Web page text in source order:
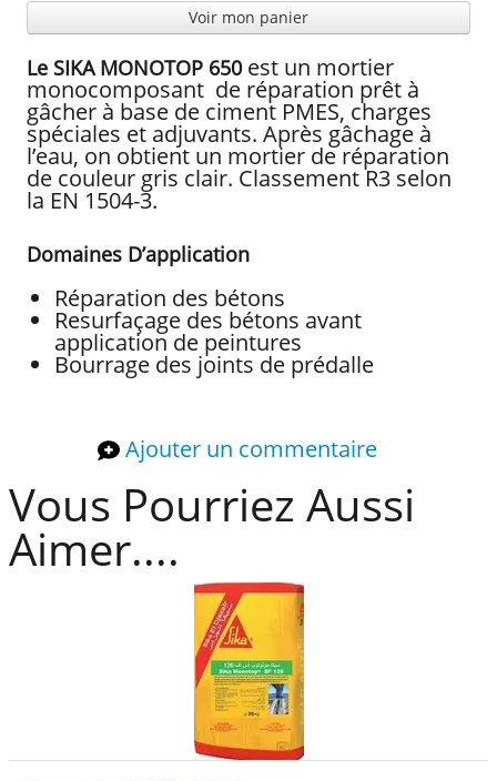
Voir mon panier
Le SIKA MONOTOP 650est un mortier
monocomposant de réparation prêt à
gâcher à base de ciment PMES, charges
spéciales et adjuvants. Après gâchage à
l’eau, on obtient un mortier de réparation
de couleur gris clair. Classement R3 selon
la EN 1504-3.
Domaines D’application
Réparation des bétons
Resurfaçage des bétons avant
application de peintures
Bourrage des joints de prédalle
Ajouter un commentaire
Vous Pourriez Aussi
Aimer....